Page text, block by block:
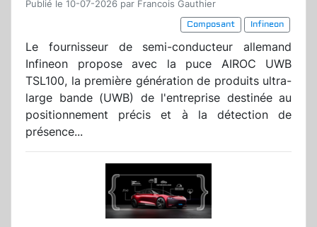
Publié le 10-07-2026 par Francois Gauthier
Composant
Infineon
Le fournisseur de semi-conducteur allemand
Infineon propose avec la puce AIROC UWB
TSL100, la première génération de produits ultra-
large bande (UWB) de l'entreprise destinée au
positionnement précis et à la détection de
présence...